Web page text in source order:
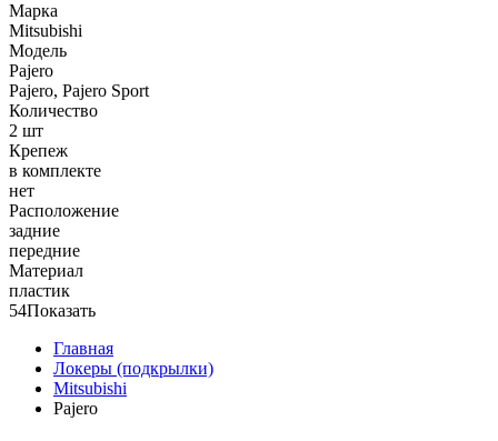
Марка
Mitsubishi
Модель
Pajero
Pajero, Pajero Sport
Количество
2 шт
Крепеж
в комплекте
нет
Расположение
задние
передние
Материал
пластик
54Показать
Главная
Локеры (подкрылки)
Mitsubishi
Pajero